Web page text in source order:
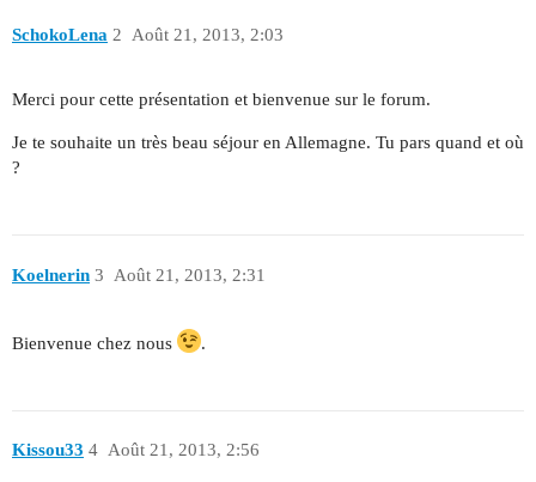
SchokoLena Août 21, 2013, 2:03
2
Merci pour cette présentation et bienvenue sur le forum.
Je te souhaite un très beau séjour en Allemagne. Tu pars quand et où
?
Koelnerin Août 21, 2013, 2:31
3
Bienvenue chez nous .
Kissou33 Août 21, 2013, 2:56
4